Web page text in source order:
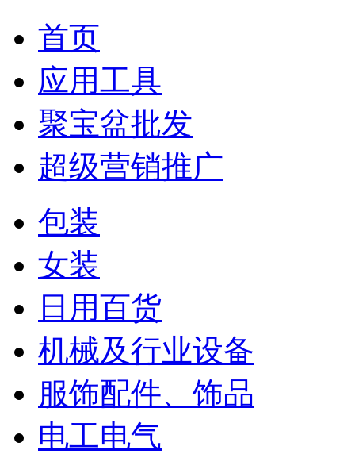
首页
应用工具
聚宝盆批发
超级营销推广
包装
女装
日用百货
机械及行业设备
服饰配件、饰品
电工电气